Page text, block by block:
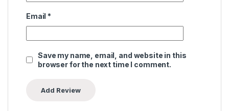
Email *
Save my name, email, and website in this
browser for the next time I comment.